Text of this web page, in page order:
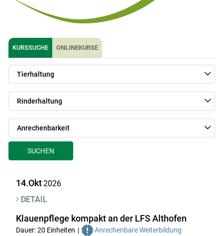
KURSSUCHE ONLINEKURSE
Tierhaltung
Rinderhaltung
Anrechenbarkeit
SUCHEN
14.Okt2026
DETAIL
Klauenpflege kompakt an der LFS Althofen
Dauer: 20 Einheiten Anrechenbare Weiterbildung